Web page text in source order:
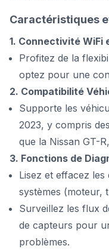
Caractéristiques
1. Connectivité WiFi
Profitez de la
optez pour une
2. Compatibilité
Supporte les
2023, y compris
que la Nissan GT-
3. Fonctions de
Lisez et effacez
systèmes (moteur,
Surveillez les flux
de capteurs pour
problèmes.